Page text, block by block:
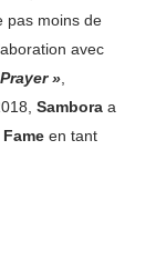
pas moins de
avec
»,
Samboraa
en tant